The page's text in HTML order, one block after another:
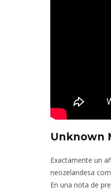
Unknown
Exactamente un
neozelandesa
En una nota de
‘VERANO EN LA
7 AGOSTO, 2026